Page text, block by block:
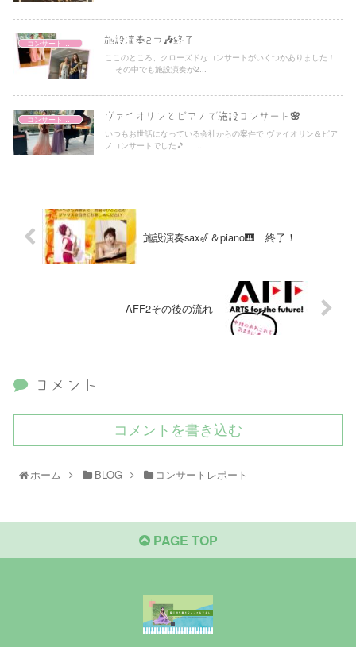
コンサートレポート 施設演奏2つ🎶終了！
ここのところ、クローズドなコンサートがいくつかありました！
その中でも施設演奏が2...
コンサートレポート ヴァイオリンとピアノで施設コンサート🌸
いつもお世話になっている会社からの案件で ヴァイオリン＆ピア
ノコンサートでした🎵 ...
施設演奏sax🎷＆piano🎹 終了！
AFF2その後の流れ
コメント
コメントを書き込む
ホーム BLOG コンサートレポート
PAGE TOP